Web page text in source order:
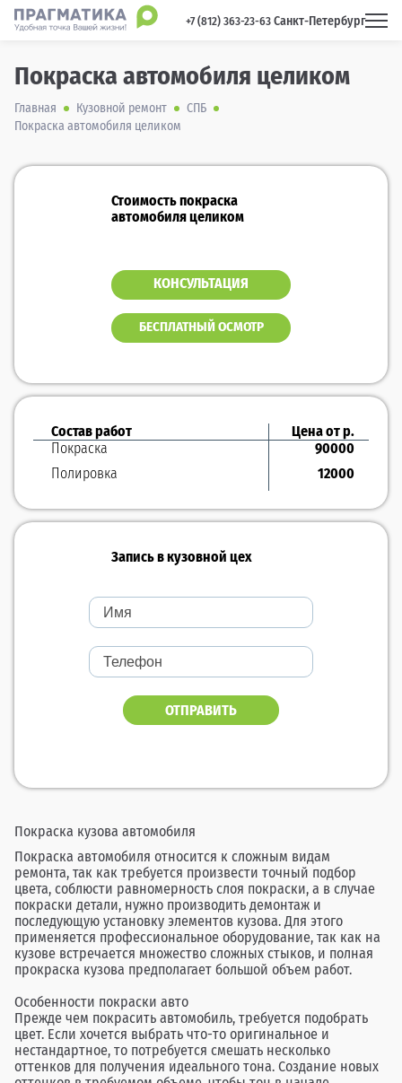
+7 (812) 363-23-63 Санкт-Петербург
Покраска автомобиля целиком
Главная Кузовной ремонт
СПБ
Покраска автомобиля целиком
Стоимость покраска
автомобиля целиком
КОНСУЛЬТАЦИЯ
БЕСПЛАТНЫЙ ОСМОТР
Состав работ
Покраска
Полировка
Цена от р.
90000
12000
Запись в кузовной цех
ОТПРАВИТЬ
Покраска кузова автомобиля
Покраска автомобиля относится к сложным видам
ремонта, так как требуется произвести точный подбор
цвета, соблюсти равномерность слоя покраски, а в случае
покраски детали, нужно производить демонтаж и
последующую установку элементов кузова. Для этого
применяется профессиональное оборудование, так как на
кузове встречается множество сложных стыков, и полная
прокраска кузова предполагает большой объем работ.
Особенности покраски авто
Прежде чем покрасить автомобиль, требуется подобрать
цвет. Если хочется выбрать что-то оригинальное и
нестандартное, то потребуется смешать несколько
оттенков для получения идеального тона. Создание новых